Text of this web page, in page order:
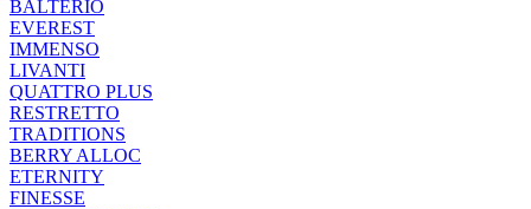
BALTERIO
EVEREST
IMMENSO
LIVANTI
QUATTRO PLUS
RESTRETTO
TRADITIONS
BERRY ALLOC
ETERNITY
FINESSE